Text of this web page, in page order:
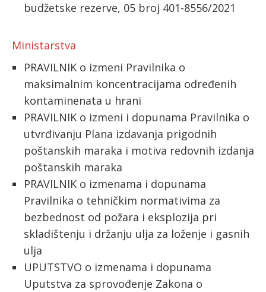
budžetske rezerve, 05 broj 401-8556/2021
Ministarstva
PRAVILNIK o izmeni Pravilnika o
maksimalnim koncentracijama određenih
kontaminenata u hrani
PRAVILNIK o izmeni i dopunama Pravilnika o
utvrđivanju Plana izdavanja prigodnih
poštanskih maraka i motiva redovnih izdanja
poštanskih maraka
PRAVILNIK o izmenama i dopunama
Pravilnika o tehničkim normativima za
bezbednost od požara i eksplozija pri
skladištenju i držanju ulja za loženje i gasnih
ulja
UPUTSTVO o izmenama i dopunama
Uputstva za sprovođenje Zakona o